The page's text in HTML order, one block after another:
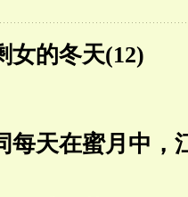
女的冬天(12)
每天在蜜月中，